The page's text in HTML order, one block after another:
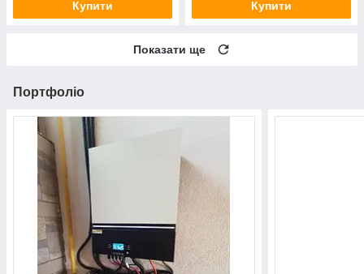
Купити Купити
Показати ще
Портфоліо